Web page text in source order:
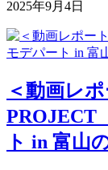
2025年9月4日
＜動画レ
PROJECT
ト in 富山